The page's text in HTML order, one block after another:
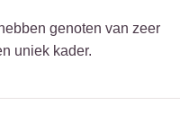
genoten van zeer
uniek kader.